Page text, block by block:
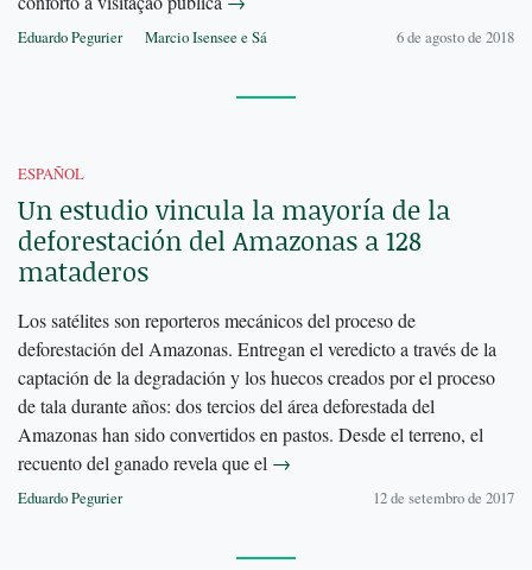
Eduardo Pegurier Marcio Isensee e Sá 6 de agosto de 2018
ESPAÑOL
Un estudio vincula la mayoría de la
deforestación del Amazonas a 128
mataderos
Los satélites son reporteros mecánicos del proceso de
deforestación del Amazonas. Entregan el veredicto a través de la
captación de la degradación y los huecos creados por el proceso
de tala durante años: dos tercios del área deforestada del
Amazonas han sido convertidos en pastos. Desde el terreno, el
recuento del ganado revela que el →
Eduardo Pegurier 12 de setembro de 2017